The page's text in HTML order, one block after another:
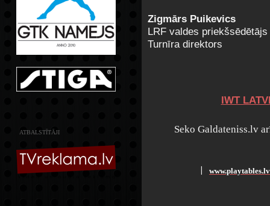
ATBALSTĪTĀJI
Zigmārs Puikevics
LRF valdes priekšsēdētājs
Turnīra direktors
IWT
Seko Galdateniss.lv